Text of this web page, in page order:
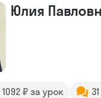
Юлия
1092 ₽ за урок